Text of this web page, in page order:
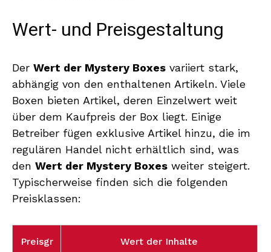
Wert- und Preisgestaltung
Der Wert der Mystery Boxes variiert stark,
abhängig von den enthaltenen Artikeln. Viele
Boxen bieten Artikel, deren Einzelwert weit
über dem Kaufpreis der Box liegt. Einige
Betreiber fügen exklusive Artikel hinzu, die im
regulären Handel nicht erhältlich sind, was
den Wert der Mystery Boxes weiter steigert.
Typischerweise finden sich die folgenden
Preisklassen:
Preisgr
Wert der Inhalte